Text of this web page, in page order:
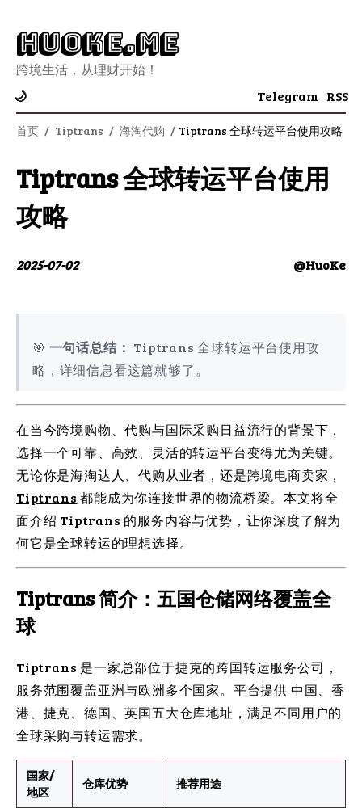
Huoke.Me
跨境生活，从理财开始！
🌙 Telegram RSS
首页 / Tiptrans / 海淘代购 / Tiptrans 全球转运平台使用攻略
Tiptrans 全球转运平台使用
攻略
2025-07-02 @HuoKe
🎯 一句话总结： Tiptrans 全球转运平台使用攻
略，详细信息看这篇就够了。
在当今跨境购物、代购与国际采购日益流行的背景下，
选择一个可靠、高效、灵活的转运平台变得尤为关键。
无论你是海淘达人、代购从业者，还是跨境电商卖家，
Tiptrans 都能成为你连接世界的物流桥梁。本文将全
面介绍 Tiptrans 的服务内容与优势，让你深度了解为
何它是全球转运的理想选择。
Tiptrans 简介：五国仓储网络覆盖全
球
Tiptrans 是一家总部位于捷克的跨国转运服务公司，
服务范围覆盖亚洲与欧洲多个国家。平台提供 中国、香
港、捷克、德国、英国五大仓库地址，满足不同用户的
全球采购与转运需求。
国家/
地区
仓库优势 推荐用途